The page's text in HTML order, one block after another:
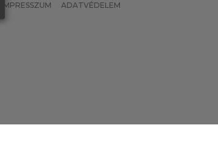
IMPRESSZUM ADATVÉDELEM